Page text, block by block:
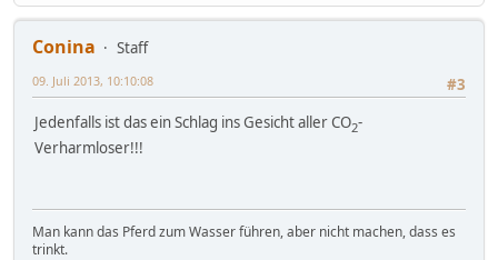
Conina
Staff
#3
09. Juli 2013, 10:10:08
Jedenfalls ist das ein Schlag ins Gesicht aller CO2-
Verharmloser!!!
Man kann das Pferd zum Wasser führen, aber nicht machen, dass es
trinkt.